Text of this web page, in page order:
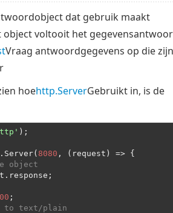
dat gebruik maakt
object voltooit het
Vraag antwoordgegevens op die zijn
hoehttp.ServerGebruikt in, is de
);
8080 , ( request ) =>
object
to text/plain